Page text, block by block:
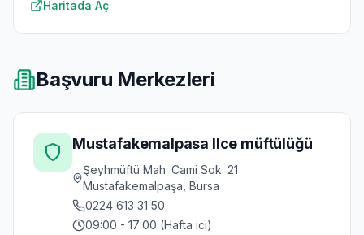
Haritada Aç
Başvuru Merkezleri
Mustafakemalpasa Ilce müftülüğü
Şeyhmüftü Mah. Cami Sok. 21
Mustafakemalpaşa, Bursa
0224 613 31 50
09:00 - 17:00 (Hafta ici)